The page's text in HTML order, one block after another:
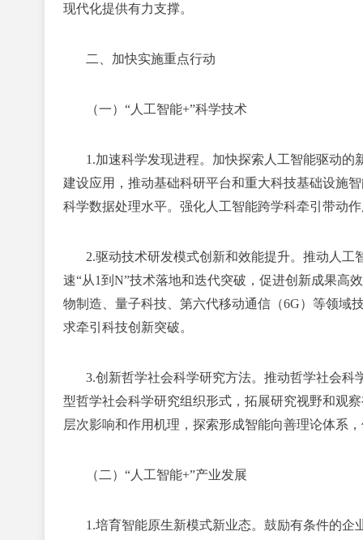
现代化提供有力支撑。
二、加快实施重点行动
（一）“人工智能+”科学技术
1.加速科学发现进程。 加快探索人工智能驱动的
建设应用，推动基础科研平台和重大科技基础设施
科学数据处理水平。强化人工智能跨学科牵引带动
2.驱动技术研发模式创新和效能提升。 推动人工
速“从1到N”技术落地和迭代突破，促进创新成果高
物制造、量子科技、第六代移动通信（6G）等领域
求牵引科技创新突破。
3.创新哲学社会科学研究方法。 推动哲学社会科
型哲学社会科学研究组织形式，拓展研究视野和观
层次影响和作用机理，探索形成智能向善理论体系
（二）“人工智能+”产业发展
1.培育智能原生新模式新业态。 鼓励有条件的企